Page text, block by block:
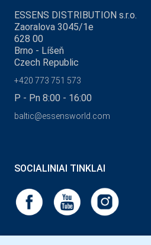
ESSENS DISTRIBUTION s.r.o.
Zaoralova 3045/1e
628 00
Brno - Líšeň
Czech Republic
+420 773 751 573
P - Pn 8:00 - 16:00
baltic@essensworld.com
SOCIALINIAI TINKLAI